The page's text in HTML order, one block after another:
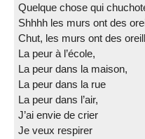
Quelque chose qui
Shhhh les murs ont des
Chut, les murs ont des
La peur à l’école,
La peur dans la maison,
La peur dans la rue
La peur dans l’air,
J’ai envie de crier
Je veux respirer